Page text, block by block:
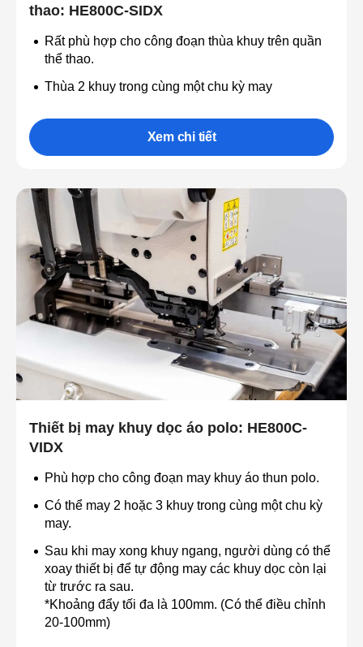
thao: HE800C-SIDX
Rất phù hợp cho công đoạn thùa khuy trên quần
thể thao.
Thùa 2 khuy trong cùng một chu kỳ may
Xem chi tiết
Thiết bị may khuy dọc áo polo: HE800C-
VIDX
Phù hợp cho công đoạn may khuy áo thun polo.
Có thể may 2 hoặc 3 khuy trong cùng một chu kỳ
may.
Sau khi may xong khuy ngang, người dùng có thể
xoay thiết bị để tự động may các khuy dọc còn lại
từ trước ra sau.
*Khoảng đẩy tối đa là 100mm. (Có thể điều chỉnh
20-100mm)